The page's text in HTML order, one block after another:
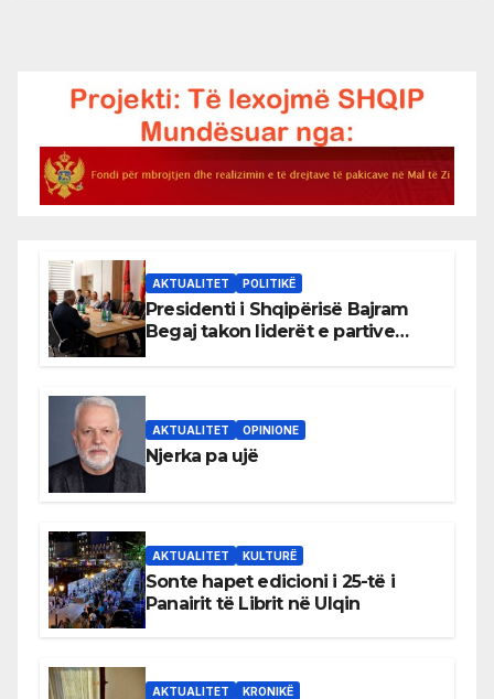
AKTUALITET POLITIKË
Presidenti i Shqipërisë Bajram
Begaj takon liderët e partive
AKTUALITET OPINIONE
Njerka pa ujë
AKTUALITET KULTURË
Sonte hapet edicioni i 25-të i
Panairit të Librit në Ulqin
AKTUALITET KRONIKË